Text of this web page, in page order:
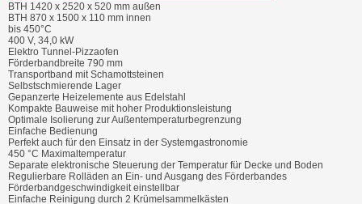
BTH 1420 x 2520 x 520 mm außen
BTH 870 x 1500 x 110 mm innen
bis 450°C
400 V, 34,0 kW
Elektro Tunnel-Pizzaofen
Förderbandbreite 790 mm
Transportband mit Schamottsteinen
Selbstschmierende Lager
Gepanzerte Heizelemente aus Edelstahl
Kompakte Bauweise mit hoher Produktionsleistung
Optimale Isolierung zur Außentemperaturbegrenzung
Einfache Bedienung
Perfekt auch für den Einsatz in der Systemgastronomie
450 °C Maximaltemperatur
Separate elektronische Steuerung der Temperatur für Decke und Boden
Regulierbare Rolläden an Ein- und Ausgang des Förderbandes
Förderbandgeschwindigkeit einstellbar
Einfache Reinigung durch 2 Krümelsammelkästen